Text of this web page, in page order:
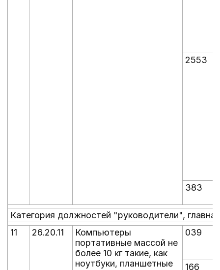
2553
383
Категория должностей "руководители",
11
26.20.11
Компьютеры
портативные массой не
более 10 кг такие, как
ноутбуки, планшетные
039
166